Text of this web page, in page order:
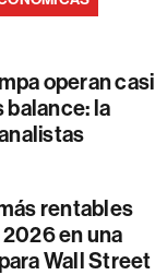
operan casi
balance: la
rentables
en una
Wall Street